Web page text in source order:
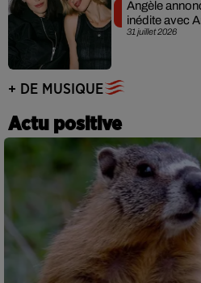
31 juillet 2026
Angèle
inédite avec
+ DE MUSIQUE
Actu positive